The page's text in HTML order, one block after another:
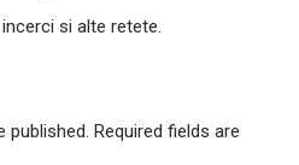
si alte retete.
published. Required fields are